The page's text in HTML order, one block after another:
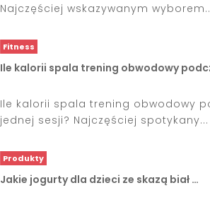
Najczęściej wskazywanym
Fitness
Ile kalorii spala trening obwodowy
Ile kalorii spala trening obwodowy
jednej sesji? Najczęściej spotykany...
Produkty
Jakie jogurty dla dzieci ze skazą biał …